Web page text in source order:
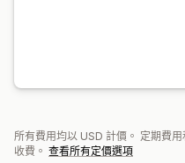
所有費用均以 USD 計價。 定期費
收費。 查看所有定價選項